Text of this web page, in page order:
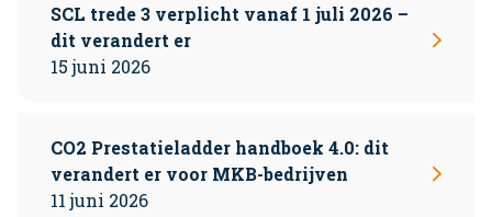
SCL trede 3 verplicht vanaf 1 juli 2026 –
dit verandert er
15 juni 2026
CO2 Prestatieladder handboek 4.0: dit
verandert er voor MKB-bedrijven
11 juni 2026